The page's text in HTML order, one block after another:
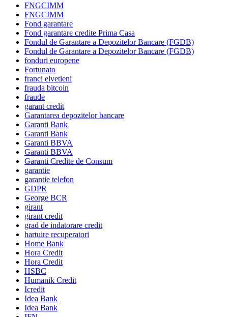
FNGCIMM
FNGCIMM
Fond garantare
Fond garantare credite Prima Casa
Fondul de Garantare a Depozitelor Bancare (FGDB)
Fondul de Garantare a Depozitelor Bancare (FGDB)
fonduri europene
Fortunato
franci elvetieni
frauda bitcoin
fraude
garant credit
Garantarea depozitelor bancare
Garanti Bank
Garanti Bank
Garanti BBVA
Garanti BBVA
Garanti Credite de Consum
garantie
garantie telefon
GDPR
George BCR
girant
girant credit
grad de indatorare credit
hartuire recuperatori
Home Bank
Hora Credit
Hora Credit
HSBC
Humanik Credit
Icredit
Idea Bank
Idea Bank